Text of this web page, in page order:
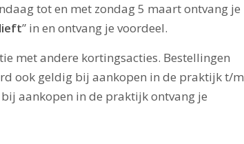
tot en met zondag 5 maart ontvang je
” in en ontvang je voordeel.
met andere kortingsacties. Bestellingen
ook geldig bij aankopen in de praktijk t/m
aankopen in de praktijk ontvang je